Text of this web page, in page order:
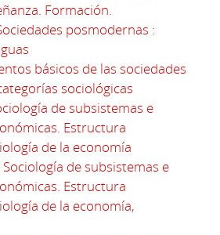
Formación.
posmodernas :
básicos de las sociedades
sociológicas
de subsistemas e
Estructura
de la economía
de subsistemas e
Estructura
de la economía,